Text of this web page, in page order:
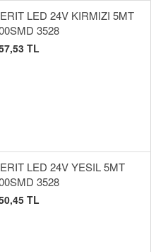
LED 24V KIRMIZI 5MT
3528
TL
LED 24V YESIL 5MT
3528
TL